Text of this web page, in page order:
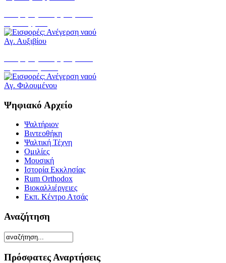
Ψηφιακό Αρχείο
Ψαλτήριον
Βιντεοθήκη
Ψαλτική Τέχνη
Ομιλίες
Μουσική
Ιστορία Εκκλησίας
Rum Orthodox
Βιοκαλλιέργειες
Εκπ. Κέντρο Ατσάς
Αναζήτηση
Πρόσφατες Αναρτήσεις